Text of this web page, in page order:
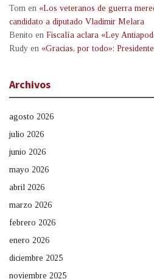
Tom en «Los veteranos de guerra
candidato a diputado Vladimir Melara
Benito en Fiscalía aclara «Ley
Rudy en «Gracias, por todo»:
Archivos
agosto 2026
julio 2026
junio 2026
mayo 2026
abril 2026
marzo 2026
febrero 2026
enero 2026
diciembre 2025
noviembre 2025